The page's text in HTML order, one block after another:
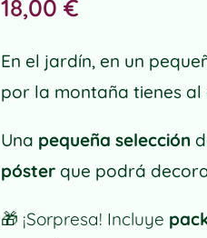
18,00 €
En el jardín, en un
por la montaña tienes
Una pequeña selección
pósterque podrá
🎁 ¡Sorpresa! Incluye